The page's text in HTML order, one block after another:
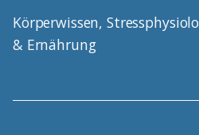
Körperwissen,
& Ernährung